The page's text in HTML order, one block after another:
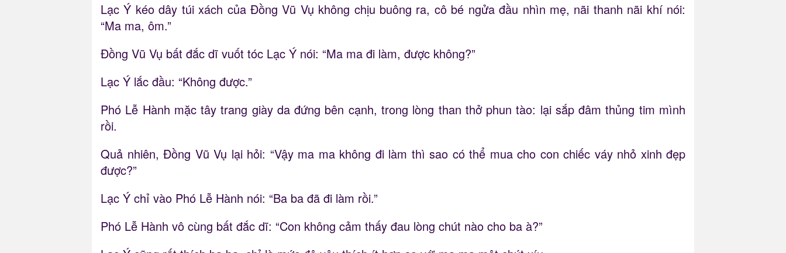
Lạc Ý kéo dây túi xách của Đồng Vũ Vụ không chịu buông ra, cô bé ngửa đầu nhìn mẹ, nãi thanh nãi khí nói:
“Ma ma, ôm.”
Đồng Vũ Vụ bất đắc dĩ vuốt tóc Lạc Ý nói: “Ma ma đi làm, được không?”
Lạc Ý lắc đầu: “Không được.”
Phó Lễ Hành mặc tây trang giày da đứng bên cạnh, trong lòng than thở phun tào: lại sắp đâm thủng tim mình
rồi.
Quả nhiên, Đồng Vũ Vụ lại hỏi: “Vậy ma ma không đi làm thì sao có thể mua cho con chiếc váy nhỏ xinh đẹp
được?”
Lạc Ý chỉ vào Phó Lễ Hành nói: “Ba ba đã đi làm rồi.”
Phó Lễ Hành vô cùng bất đắc dĩ: “Con không cảm thấy đau lòng chút nào cho ba à?”